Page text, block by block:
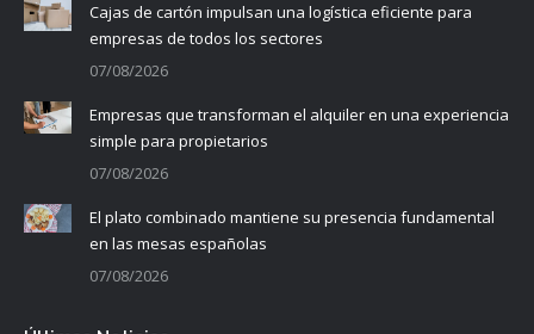
Cajas de cartón impulsan una logística eficiente para
empresas de todos los sectores
07/08/2026
Empresas que transforman el alquiler en una experiencia
simple para propietarios
07/08/2026
El plato combinado mantiene su presencia fundamental
en las mesas españolas
07/08/2026